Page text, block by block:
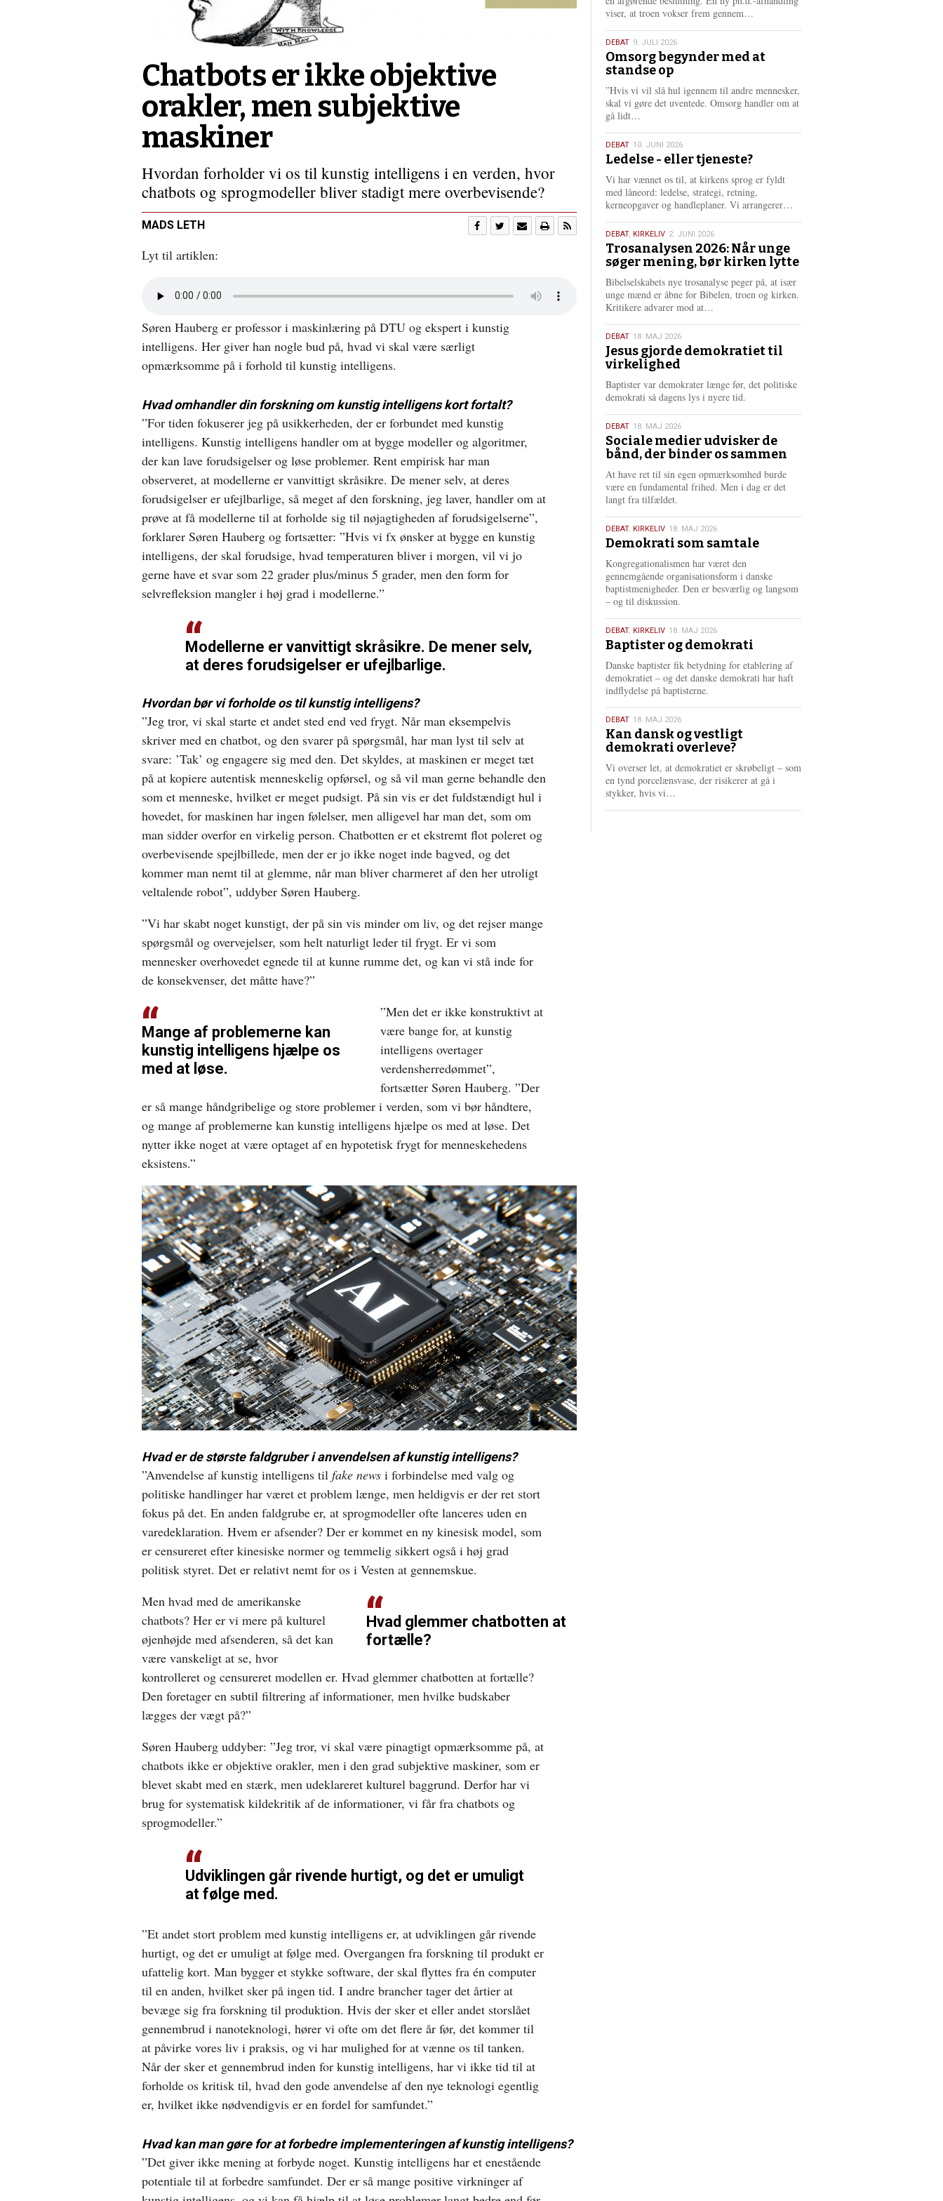
Chatbots er ikke objektive
orakler, men subjektive
maskiner
Hvordan forholder vi os til kunstig intelligens i en verden, hvor
chatbots og sprogmodeller bliver stadigt mere overbevisende?
MADS LETH
Lyt til artiklen:
nyt
vindue
Søren Hauberg er professor i maskinlæring på DTU og ekspert i kunstig
intelligens. Her giver han nogle bud på, hvad vi skal være særligt
opmærksomme på i forhold til kunstig intelligens.
Hvad omhandler din forskning om kunstig intelligens kort fortalt?
”For tiden fokuserer jeg på usikkerheden, der er forbundet med kunstig
intelligens. Kunstig intelligens handler om at bygge modeller og algoritmer,
der kan lave forudsigelser og løse problemer. Rent empirisk har man
observeret, at modellerne er vanvittigt skråsikre. De mener selv, at deres
forudsigelser er ufejlbarlige, så meget af den forskning, jeg laver, handler om at
prøve at få modellerne til at forholde sig til nøjagtigheden af forudsigelserne”,
forklarer Søren Hauberg og fortsætter: ”Hvis vi fx ønsker at bygge en kunstig
intelligens, der skal forudsige, hvad temperaturen bliver i morgen, vil vi jo
gerne have et svar som 22 grader plus/minus 5 grader, men den form for
selvrefleksion mangler i høj grad i modellerne.”
Modellerne er vanvittigt skråsikre. De mener selv,
at deres forudsigelser er ufejlbarlige.
Hvordan bør vi forholde os til kunstig intelligens?
”Jeg tror, vi skal starte et andet sted end ved frygt. Når man eksempelvis
skriver med en chatbot, og den svarer på spørgsmål, har man lyst til selv at
svare: ’Tak’ og engagere sig med den. Det skyldes, at maskinen er meget tæt
på at kopiere autentisk menneskelig opførsel, og så vil man gerne behandle den
som et menneske, hvilket er meget pudsigt. På sin vis er det fuldstændigt hul i
hovedet, for maskinen har ingen følelser, men alligevel har man det, som om
man sidder overfor en virkelig person. Chatbotten er et ekstremt flot poleret og
overbevisende spejlbillede, men der er jo ikke noget inde bagved, og det
kommer man nemt til at glemme, når man bliver charmeret af den her utroligt
veltalende robot”, uddyber Søren Hauberg.
”Vi har skabt noget kunstigt, der på sin vis minder om liv, og det rejser mange
spørgsmål og overvejelser, som helt naturligt leder til frygt. Er vi som
mennesker overhovedet egnede til at kunne rumme det, og kan vi stå inde for
de konsekvenser, det måtte have?”
Mange af problemerne kan
kunstig intelligens hjælpe os
med at løse.
”Men det er ikke konstruktivt at
være bange for, at kunstig
intelligens overtager
verdensherredømmet”,
fortsætter Søren Hauberg. ”Der
er så mange håndgribelige og store problemer i verden, som vi bør håndtere,
og mange af problemerne kan kunstig intelligens hjælpe os med at løse. Det
nytter ikke noget at være optaget af en hypotetisk frygt for menneskehedens
eksistens.”
Hvad er de største faldgruber i anvendelsen af kunstig intelligens?
”Anvendelse af kunstig intelligens til fake news i forbindelse med valg og
politiske handlinger har været et problem længe, men heldigvis er der ret stort
fokus på det. En anden faldgrube er, at sprogmodeller ofte lanceres uden en
varedeklaration. Hvem er afsender? Der er kommet en ny kinesisk model, som
er censureret efter kinesiske normer og temmelig sikkert også i høj grad
politisk styret. Det er relativt nemt for os i Vesten at gennemskue.
Hvad glemmer chatbotten at
fortælle?
Men hvad med de amerikanske
chatbots? Her er vi mere på kulturel
øjenhøjde med afsenderen, så det kan
være vanskeligt at se, hvor
kontrolleret og censureret modellen er. Hvad glemmer chatbotten at fortælle?
Den foretager en subtil filtrering af informationer, men hvilke budskaber
lægges der vægt på?”
Søren Hauberg uddyber: ”Jeg tror, vi skal være pinagtigt opmærksomme på, at
chatbots ikke er objektive orakler, men i den grad subjektive maskiner, som er
blevet skabt med en stærk, men udeklareret kulturel baggrund. Derfor har vi
brug for systematisk kildekritik af de informationer, vi får fra chatbots og
sprogmodeller.”
Udviklingen går rivende hurtigt, og det er umuligt
at følge med.
”Et andet stort problem med kunstig intelligens er, at udviklingen går rivende
hurtigt, og det er umuligt at følge med. Overgangen fra forskning til produkt er
ufattelig kort. Man bygger et stykke software, der skal flyttes fra én computer
til en anden, hvilket sker på ingen tid. I andre brancher tager det årtier at
bevæge sig fra forskning til produktion. Hvis der sker et eller andet storslået
gennembrud i nanoteknologi, hører vi ofte om det flere år før, det kommer til
at påvirke vores liv i praksis, og vi har mulighed for at vænne os til tanken.
Når der sker et gennembrud inden for kunstig intelligens, har vi ikke tid til at
forholde os kritisk til, hvad den gode anvendelse af den nye teknologi egentlig
er, hvilket ikke nødvendigvis er en fordel for samfundet.”
Hvad kan man gøre for at forbedre implementeringen af kunstig intelligens?
”Det giver ikke mening at forbyde noget. Kunstig intelligens har et enestående
potentiale til at forbedre samfundet. Der er så mange positive virkninger af
viser, at troen vokser frem gennem…
e
e
9.
juli
2026
DEBAT 9. JULI 2026
Omsorg begynder med at
standse op
”Hvis vi vil slå hul igennem til andre mennesker,
skal vi gøre det uventede. Omsorg handler om at
gå lidt…
s
e
r
e
10.
juni
2026
DEBAT 10. JUNI 2026
Ledelse - eller tjeneste?
Vi har vænnet os til, at kirkens sprog er fyldt
med låneord: ledelse, strategi, retning,
kerneopgaver og handleplaner. Vi arrangerer…
r
e
2.
juni
2026
DEBAT, KIRKELIV 2. JUNI 2026
Trosanalysen 2026: Når unge
søger mening, bør kirken lytte
Bibelselskabets nye trosanalyse peger på, at især
unge mænd er åbne for Bibelen, troen og kirken.
Kritikere advarer mod at…
e
e
18.
maj
2026
DEBAT 18. MAJ 2026
Jesus gjorde demokratiet til
virkelighed
Baptister var demokrater længe før, det politiske
demokrati så dagens lys i nyere tid.
18.
maj
2026
DEBAT 18. MAJ 2026
Sociale medier udvisker de
bånd, der binder os sammen
At have ret til sin egen opmærksomhed burde
være en fundamental frihed. Men i dag er det
langt fra tilfældet.
18.
maj
2026
DEBAT, KIRKELIV 18. MAJ 2026
Demokrati som samtale
Kongregationalismen har været den
gennemgående organisationsform i danske
baptistmenigheder. Den er besværlig og langsom
– og til diskussion.
18.
maj
2026
DEBAT, KIRKELIV 18. MAJ 2026
Baptister og demokrati
Danske baptister fik betydning for etablering af
demokratiet – og det danske demokrati har haft
indflydelse på baptisterne.
18.
maj
2026
DEBAT 18. MAJ 2026
Kan dansk og vestligt
demokrati overleve?
Vi overser let, at demokratiet er skrøbeligt – som
en tynd porcelænsvase, der risikerer at gå i
stykker, hvis vi…